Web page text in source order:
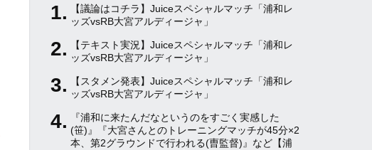
a
m
C
h
n
【議論はコチラ】Juiceスペシャルマッチ「浦和レ
ッズvsRB大宮アルディージャ」
【テキスト実況】Juiceスペシャルマッチ「浦和レ
ッズvsRB大宮アルディージャ」
【スタメン発表】Juiceスペシャルマッチ「浦和レ
ッズvsRB大宮アルディージャ」
『浦和に来たんだなというのをすごく実感した
(笹)』『大宮さんとのトレーニングマッチが45分×2
本、第2グラウンドで行われる(曺監督)』など【浦